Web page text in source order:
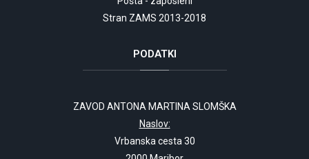
Stran ZAMS 2013-2018
PODATKI
ZAVOD ANTONA MARTINA SLOMŠKA
Naslov:
Vrbanska cesta 30